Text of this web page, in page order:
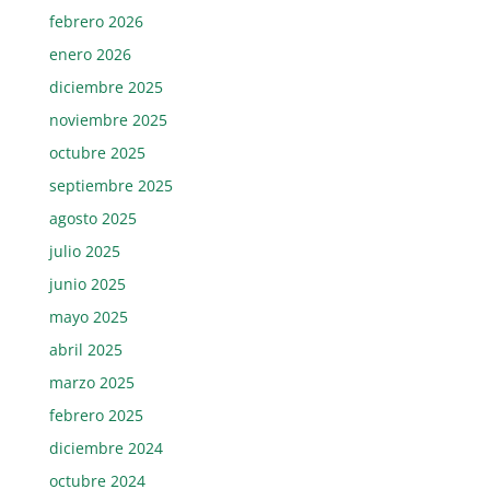
febrero 2026
enero 2026
diciembre 2025
noviembre 2025
octubre 2025
septiembre 2025
agosto 2025
julio 2025
junio 2025
mayo 2025
abril 2025
marzo 2025
febrero 2025
diciembre 2024
octubre 2024